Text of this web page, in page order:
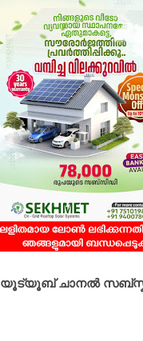
യൂട്യൂബ് ചാനൽ